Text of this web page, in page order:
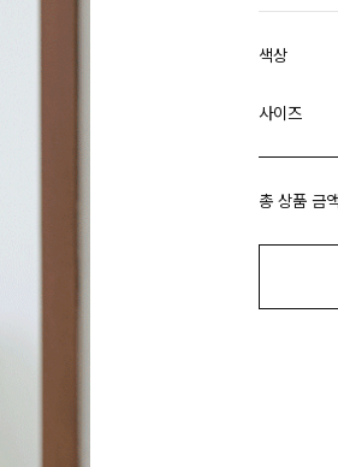
색상
사이즈
총 상품 금액